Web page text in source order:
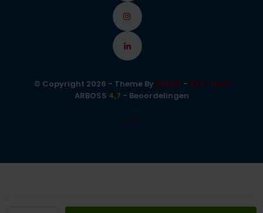
© Copyright 2026 - Theme By DMWS - RSS-feed
ARBOSS 4,7 - Beoordelingen